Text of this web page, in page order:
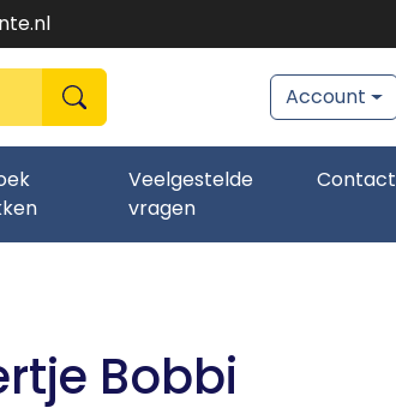
Zoeken
zoeken Account
Veelgestelde
vragen
Contact
Bobbi